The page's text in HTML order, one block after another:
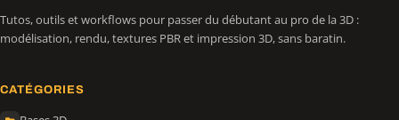
Tutos, outils et workflows pour passer du débutant au pro de la 3D :
modélisation, rendu, textures PBR et impression 3D, sans baratin.
CATÉGORIES